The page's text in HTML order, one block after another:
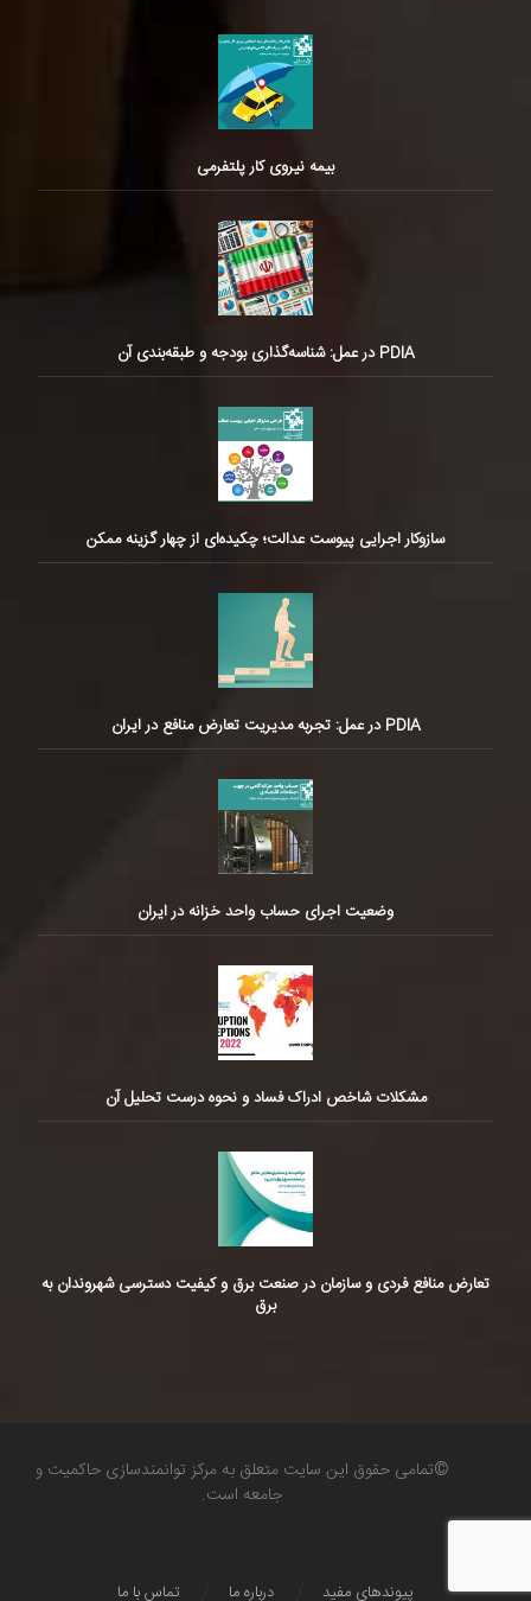
بیمه نیروی کار پلتفرمی
PDIA در عمل: شناسه‌گذاری بودجه و طبقه‌بندی آن
سازوکار اجرایی پیوست عدالت؛ چکیده‌ای از چهار گزینه ممکن
PDIA در عمل: تجربه مدیریت تعارض منافع در ایران
وضعیت اجرای حساب واحد خزانه در ایران
مشکلات شاخص ادراک فساد و نحوه درست تحلیل آن
تعارض منافع فردی و سازمان در صنعت برق و کیفیت دسترسی شهروندان به
برق
©تمامی حقوق این سایت متعلق به مرکز توانمندسازی حاکمیت و
جامعه است.
تماس با ما درباره ما پیوندهای مفید